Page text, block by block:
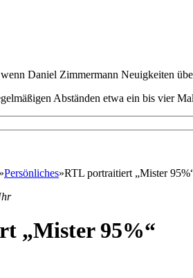
Daniel Zimmermann Neuigkeiten
Abständen etwa ein bis vier
»Persönliches»RTL portraitiert „Mister
„Mister 95%“